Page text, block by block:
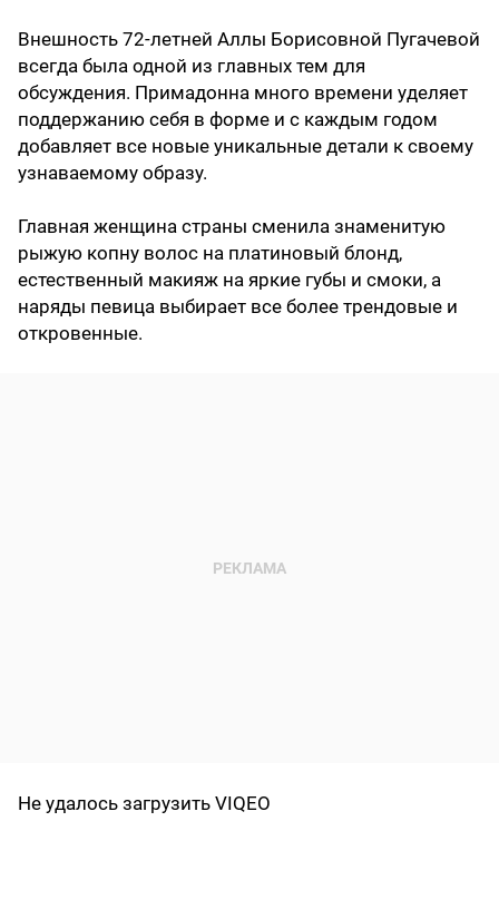
Внешность 72-летней Аллы Борисовной Пугачевой
всегда была одной из главных тем для
обсуждения. Примадонна много времени уделяет
поддержанию себя в форме и с каждым годом
добавляет все новые уникальные детали к своему
узнаваемому образу.
Главная женщина страны сменила знаменитую
рыжую копну волос на платиновый блонд,
естественный макияж на яркие губы и смоки, а
наряды певица выбирает все более трендовые и
откровенные.
Не удалось загрузить VIQEO